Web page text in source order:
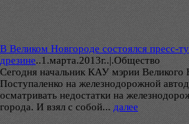
В Великом Новгороде состоялся пресс-
дрезине..1.марта.2013г..|.Общество
Сегодня начальник КАУ мэрии Великого
Поступаленко на железнодорожной
осматривать недостатки на
города. И взял с собой... далее